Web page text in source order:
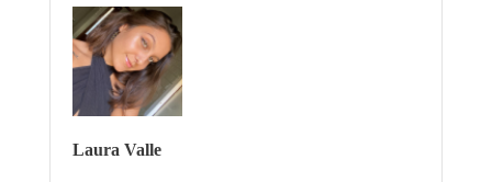
Laura Valle